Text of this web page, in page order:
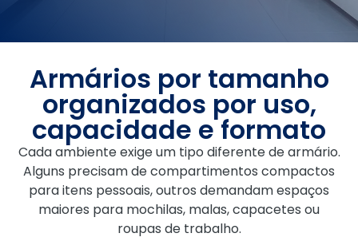
Armários por tamanho
organizados por uso,
capacidade e formato
Cada ambiente exige um tipo diferente de armário.
Alguns precisam de compartimentos compactos
para itens pessoais, outros demandam espaços
maiores para mochilas, malas, capacetes ou
roupas de trabalho.